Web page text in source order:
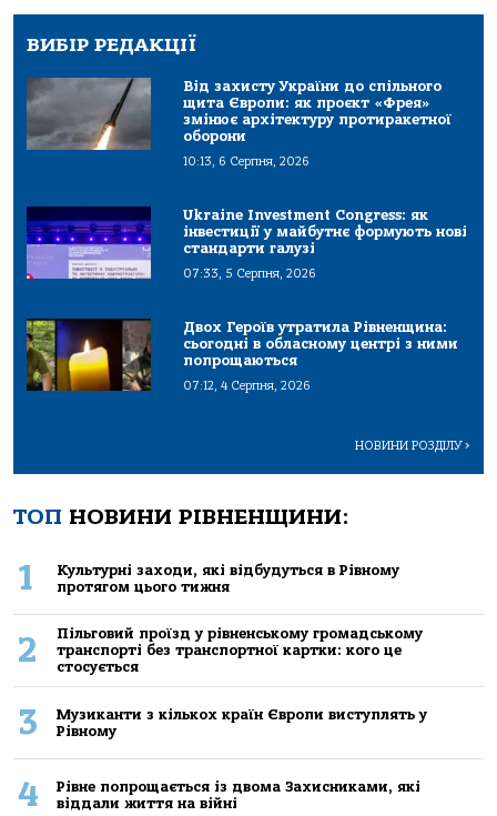
ВИБІР РЕДАКЦІЇ
Від захисту України до спільного
щита Європи: як проєкт «Фрея»
змінює архітектуру протиракетної
оборони
10:13, 6 Серпня, 2026
Ukraine Investment Congress: як
інвестиції у майбутнє формують нові
стандарти галузі
07:33, 5 Серпня, 2026
Двох Героїв утратила Рівненщина:
сьогодні в обласному центрі з ними
попрощаються
07:12, 4 Серпня, 2026
НОВИНИ РОЗДІЛУ>
ТОП НОВИНИ РІВНЕНЩИНИ:
1
Культурні заходи, які відбудуться в Рівному
протягом цього тижня
2
Пільговий проїзд у рівненському громадському
транспорті без транспортної картки: кого це
стосується
3
Музиканти з кількох країн Європи виступлять у
Рівному
4
Рівне попрощається із двома Захисниками, які
віддали життя на війні